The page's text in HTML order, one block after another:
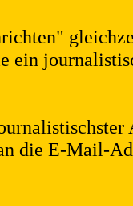
ein
dieE-Mail-